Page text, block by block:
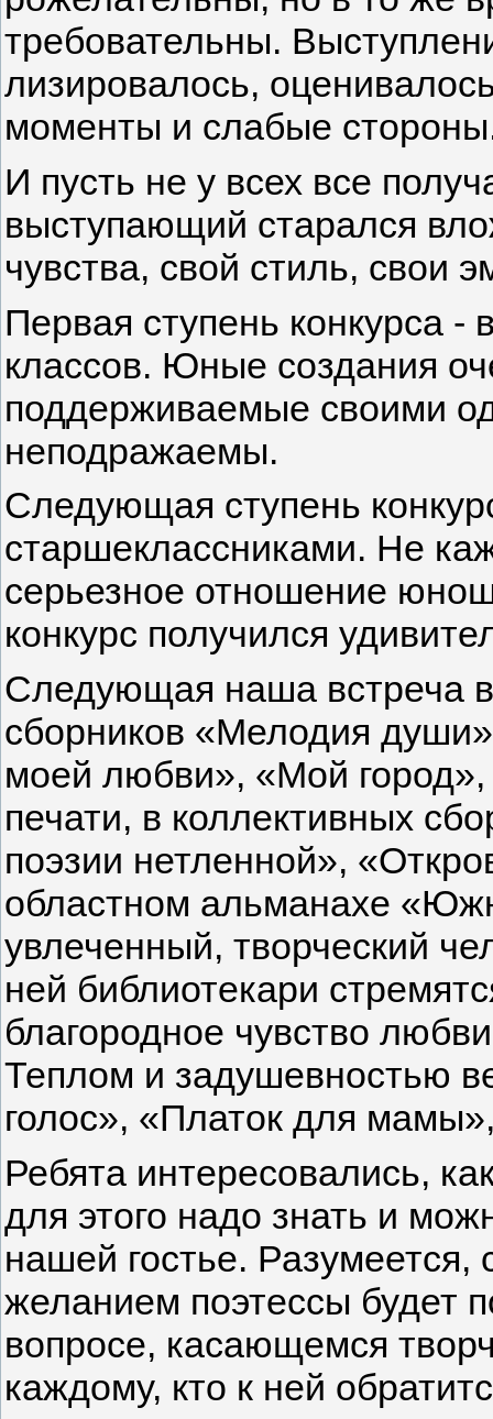
требовательны.
лизировалось,
моменты и слабые
И пусть не у всех все
выступающий старался
чувства, свой стиль, свои
Первая ступень конкурса
классов. Юные создания
поддерживаемые своими
неподражаемы.
Следующая ступень
старшеклассниками. Не
серьезное отношение
конкурс получился
Следующая наша встреча
сборников «Мелодия
моей любви», «Мой город»,
печати, в коллектив­ных
поэзии нетлен­ной»,
област­ном альманахе
увлеченный, творческий
ней библиотекари
благородное чувство
Теплом и задушевнос­тью
голос», «Пла­ток для
Ребята интересовались,
для этого надо знать и
нашей гостье.
желанием поэтес­сы будет
вопросе, касающемся
каждому, кто к ней